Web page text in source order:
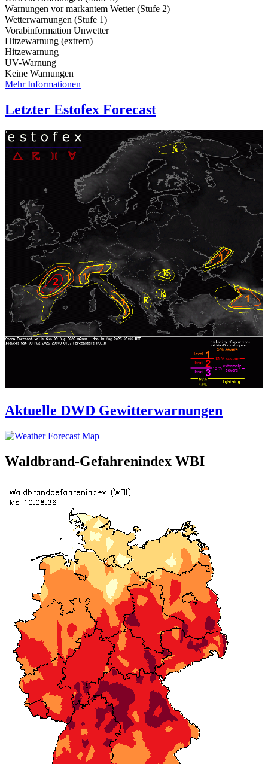
Warnungen vor markantem Wetter (Stufe 2)
Wetterwarnungen (Stufe 1)
Vorabinformation Unwetter
Hitzewarnung (extrem)
Hitzewarnung
UV-Warnung
Keine Warnungen
Mehr Informationen
Letzter Estofex Forecast
Aktuelle DWD Gewitterwarnungen
Waldbrand-Gefahrenindex WBI